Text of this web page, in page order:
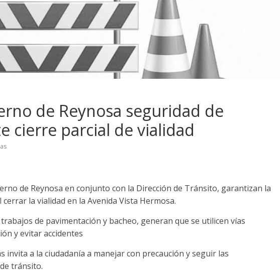
de Reynosa seguridad de
cierre parcial de vialidad
de Reynosa en conjunto con la Dirección de Tránsito, garantizan la
la vialidad en la Avenida Vista Hermosa.
de pavimentación y bacheo, generan que se utilicen vías
y evitar accidentes
invita a la ciudadanía a manejar con precaución y seguir las
tránsito.